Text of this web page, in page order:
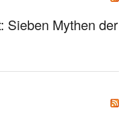
Sieben Mythen der